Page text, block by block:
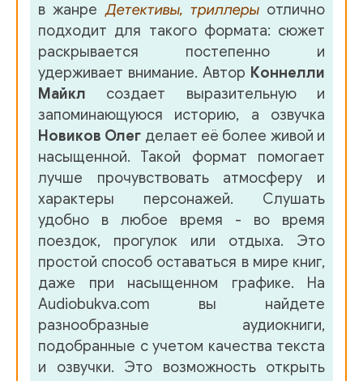
в жанреДетективы, триллерыотлично
подходит для такого формата: сюжет
раскрывается постепенно и
удерживает внимание. Автор Коннелли
Майкл создает выразительную и
запоминающуюся историю, а озвучка
Новиков Олег делает её более живой и
насыщенной. Такой формат помогает
лучше прочувствовать атмосферу и
характеры персонажей. Слушать
удобно в любое время - во время
поездок, прогулок или отдыха. Это
простой способ оставаться в мире книг,
даже при насыщенном графике. На
Audiobukva.com вы найдете
разнообразные аудиокниги,
подобранные с учетом качества текста
и озвучки. Это возможность открыть